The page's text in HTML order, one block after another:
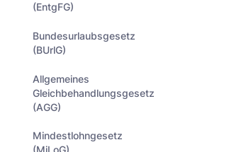
(EntgFG)
Bundesurlaubsgesetz
(BUrlG)
Allgemeines
Gleichbehandlungsgesetz
(AGG)
Mindestlohngesetz